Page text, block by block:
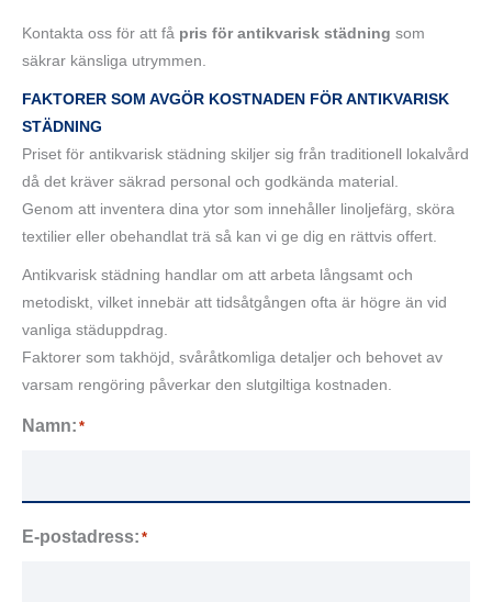
Kontakta oss för att få pris för antikvarisk städning som
säkrar känsliga utrymmen.
FAKTORER SOM AVGÖR KOSTNADEN FÖR ANTIKVARISK
STÄDNING
Priset för antikvarisk städning skiljer sig från traditionell lokalvård
då det kräver säkrad personal och godkända material.
Genom att inventera dina ytor som innehåller linoljefärg, sköra
textilier eller obehandlat trä så kan vi ge dig en rättvis offert.
Antikvarisk städning handlar om att arbeta långsamt och
metodiskt, vilket innebär att tidsåtgången ofta är högre än vid
vanliga städuppdrag.
Faktorer som takhöjd, svåråtkomliga detaljer och behovet av
varsam rengöring påverkar den slutgiltiga kostnaden.
Namn: *
E-postadress: *